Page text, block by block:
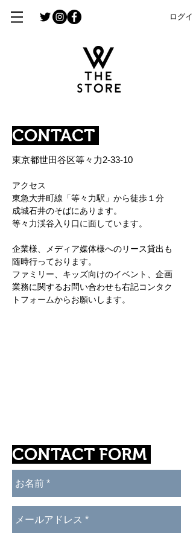
ログイ
CONTACT
​東京都世田谷区等々力2-33-10
アクセス
東急大井町線「等々力駅」から徒歩１分
​成城石井のそばにあります。
​等々力渓谷入り口に面しています。
企業様、メディア媒体様へのリース貸出も
随時行っております。
ファミリー、キッズ向けのイベント、企画
業務に関するお問い合わせも右記コンタク
トフォームからお願いします。
CONTACT FORM